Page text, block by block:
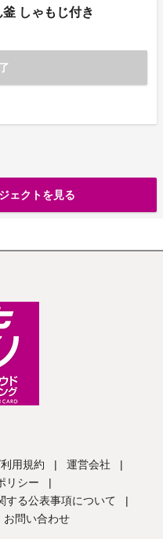
釜 しゃもじ付き
ェクトを見る
用規約 | 運営会社
|
リシー
|
する公表事項について
|
お問い合わせ